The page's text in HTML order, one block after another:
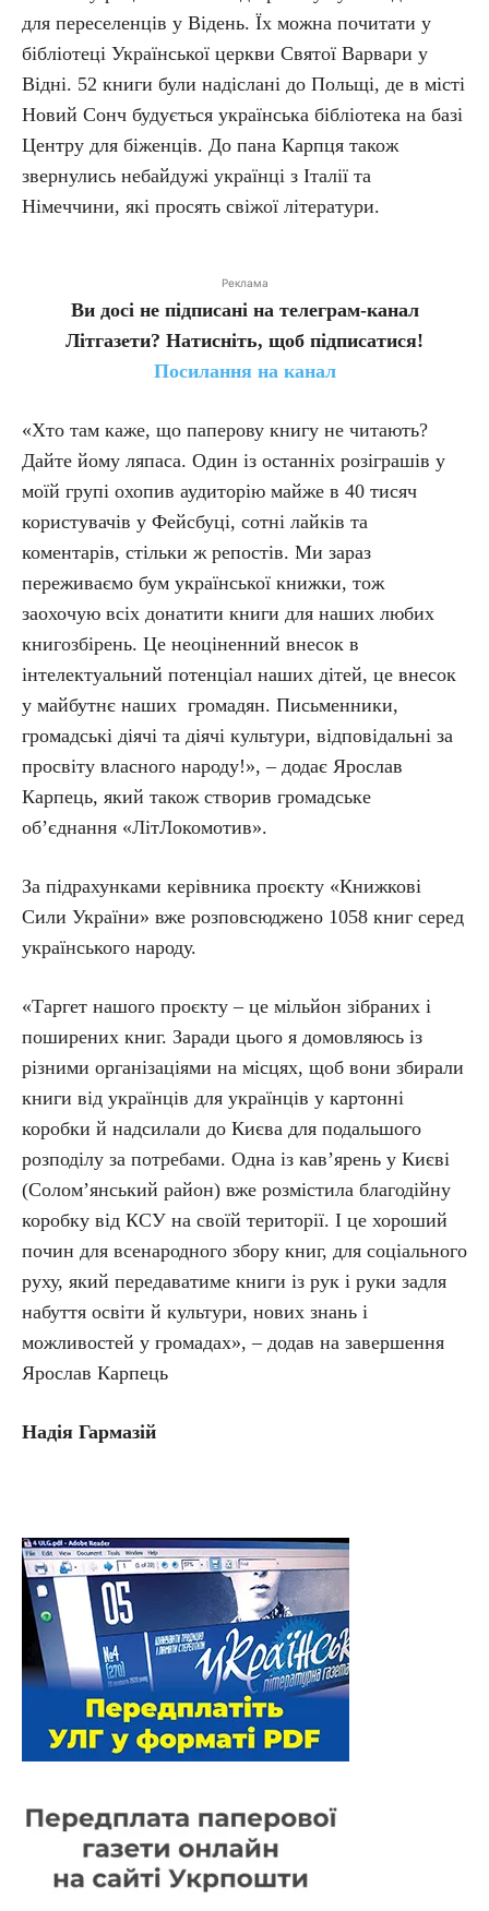
для переселенців у Відень. Їх можна почитати у
бібліотеці Української церкви Святої Варвари у
Відні. 52 книги були надіслані до Польщі, де в місті
Новий Сонч будується українська бібліотека на базі
Центру для біженців. До пана Карпця також
звернулись небайдужі українці з Італії та
Німеччини, які просять свіжої літератури.
Реклама
Ви досі не підписані на телеграм-канал
Літгазети? Натисніть, щоб підписатися!
Посилання на канал
«Хто там каже, що паперову книгу не читають?
Дайте йому ляпаса. Один із останніх розіграшів у
моїй групі охопив аудиторію майже в 40 тисяч
користувачів у Фейсбуці, сотні лайків та
коментарів, стільки ж репостів. Ми зараз
переживаємо бум української книжки, тож
заохочую всіх донатити книги для наших любих
книгозбірень. Це неоціненний внесок в
інтелектуальний потенціал наших дітей, це внесок
у майбутнє наших громадян. Письменники,
громадські діячі та діячі культури, відповідальні за
просвіту власного народу!», – додає Ярослав
Карпець, який також створив громадське
об’єднання «ЛітЛокомотив».
За підрахунками керівника проєкту «Книжкові
Сили України» вже розповсюджено 1058 книг серед
українського народу.
«Таргет нашого проєкту – це мільйон зібраних і
поширених книг. Заради цього я домовляюсь із
різними організаціями на місцях, щоб вони збирали
книги від українців для українців у картонні
коробки й надсилали до Києва для подальшого
розподілу за потребами. Одна із кав’ярень у Києві
(Солом’янський район) вже розмістила благодійну
коробку від КСУ на своїй території. І це хороший
почин для всенародного збору книг, для соціального
руху, який передаватиме книги із рук і руки задля
набуття освіти й культури, нових знань і
можливостей у громадах», – додав на завершення
Ярослав Карпець
Надія Гармазій